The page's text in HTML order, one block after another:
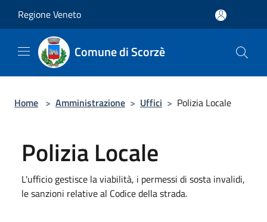
Regione Veneto
Comune di Scorzè
Home > Amministrazione > Uffici > Polizia Locale
Polizia Locale
L'ufficio gestisce la viabilità, i permessi di sosta invalidi,
le sanzioni relative al Codice della strada.